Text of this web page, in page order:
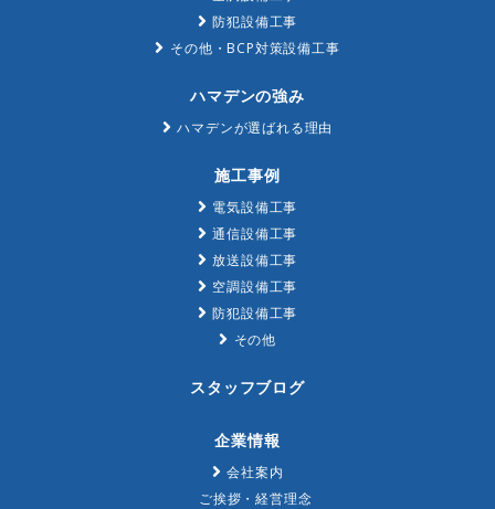
防犯設備工事
その他・BCP対策設備工事
ハマデンの強み
ハマデンが選ばれる理由
施工事例
電気設備工事
通信設備工事
放送設備工事
空調設備工事
防犯設備工事
その他
スタッフブログ
企業情報
会社案内
ご挨拶・経営理念